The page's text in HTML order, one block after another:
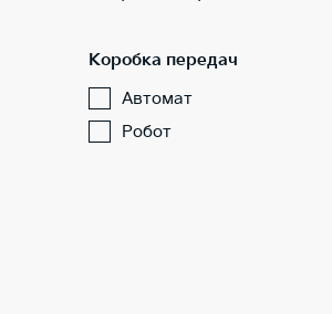
Коробка передач
Автомат
Робот